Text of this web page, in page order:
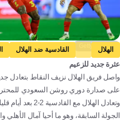
Getty Images
الهلال القادسية ضد الهلال
دوري روشن السعودي
إيطاليا
كرة قدم
عثرة جديد للزعيم
واصل فريق الهلال نزيف النقاط بتعادل
على صدارة دوري روشن السعودي
الجولة السابقة، وهو ما أحيا آمال